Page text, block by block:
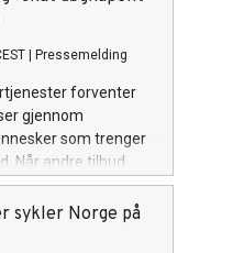
Pressemelding
forventer
gjennom
som trenger
Når andre tilbud
behovet stort.
sykler Norge på